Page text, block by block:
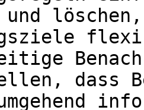
dass